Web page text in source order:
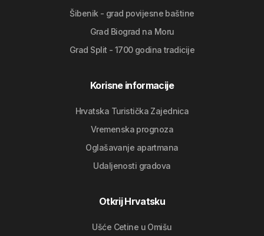
Šibenik - grad povijesne baštine
Grad Biograd na Moru
Grad Split - 1700 godina tradicije
Korisne informacije
Hrvatska Turistička Zajednica
Vremenska prognoza
Oglašavanje apartmana
Udaljenosti gradova
Otkrij Hrvatsku
Ušće Cetine u Omišu